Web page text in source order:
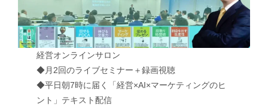
経営オンラインサロン
◆月2回のライブセミナー＋録画視聴
◆平日朝7時に届く「経営×AI×マーケティングのヒ
ント」テキスト配信